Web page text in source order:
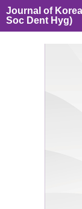
Journal of
Soc Dent Hyg)